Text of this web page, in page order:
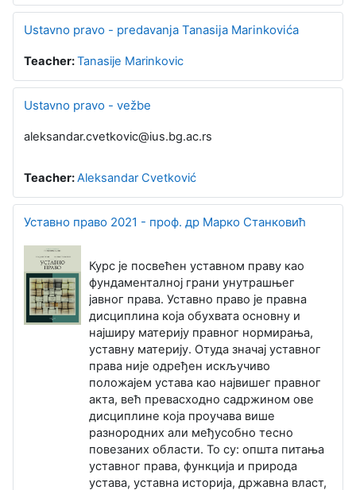
Ustavno pravo - predavanja Tanasija Marinkovića
Teacher:Tanasije Marinkovic
Ustavno pravo - vežbe
aleksandar.cvetkovic@ius.bg.ac.rs
Teacher:Aleksandar Cvetković
Уставно право 2021 - проф. др Марко Станковић
Курс је посвећен уставном праву као
фундаменталној грани унутрашњег
јавног права. Уставно право је правна
дисциплина која обухвата основну и
најширу материју правног нормирања,
уставну материју. Отуда значај уставног
права није одређен искључиво
положајем устава као највишег правног
акта, већ превасходно садржином ове
дисциплине која проучава више
разнородних али међусобно тесно
повезаних области. То су: општа питања
уставног права, функција и природа
устава, уставна историја, државна власт,